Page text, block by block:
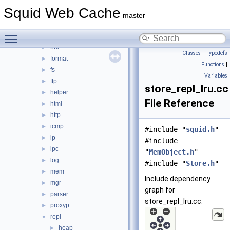
Squid Web Cache master
► DiskIO
► eui
► format
► fs
► ftp
► helper
► html
► http
► icmp
► ip
► ipc
► log
► mem
► mgr
► parser
► proxyp
▼ repl
► heap
Classes | Typedefs
| Functions |
Variables
store_repl_lru.cc
File Reference
#include "squid.h"
#include
"MemObject.h"
#include "Store.h"
Include dependency
graph for
store_repl_lru.cc: